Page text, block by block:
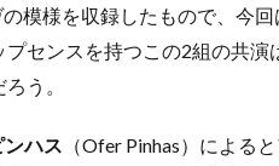
模様を収録したもので、今
センスを持つこの2組の共
う。
ハス （Ofer Pinhas）による